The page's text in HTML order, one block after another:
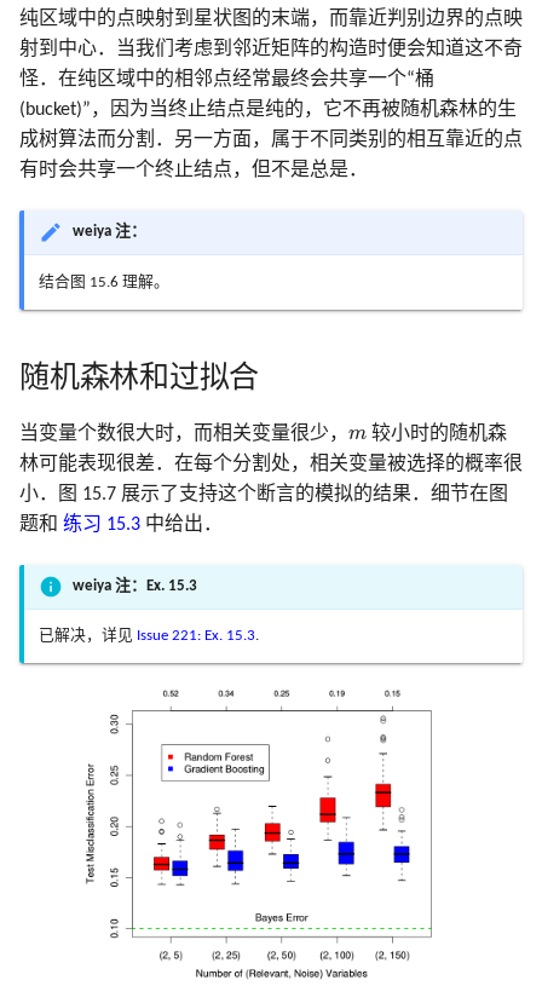
纯区域中的点映射到星状图的末端，而靠近判别边界的点映
射到中心．当我们考虑到邻近矩阵的构造时便会知道这不奇
怪．在纯区域中的相邻点经常最终会共享一个“桶
(bucket)”，因为当终止结点是纯的，它不再被随机森林的生
成树算法而分割．另一方面，属于不同类别的相互靠近的点
有时会共享一个终止结点，但不是总是．
weiya 注：
结合图 15.6 理解。
随机森林和过拟合
当变量个数很大时，而相关变量很少， m
m 较小时的随机森
林可能表现很差．在每个分割处，相关变量被选择的概率很
小．图 15.7 展示了支持这个断言的模拟的结果．细节在图
题和 练习 15.3 中给出．
weiya 注：Ex. 15.3
已解决，详见 Issue 221: Ex. 15.3.